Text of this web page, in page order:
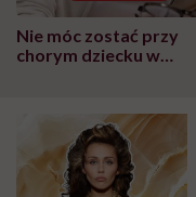
Nie móc zostać przy
chorym dziecku w
może chyba tylko
głupota i brak
wyobraźni"